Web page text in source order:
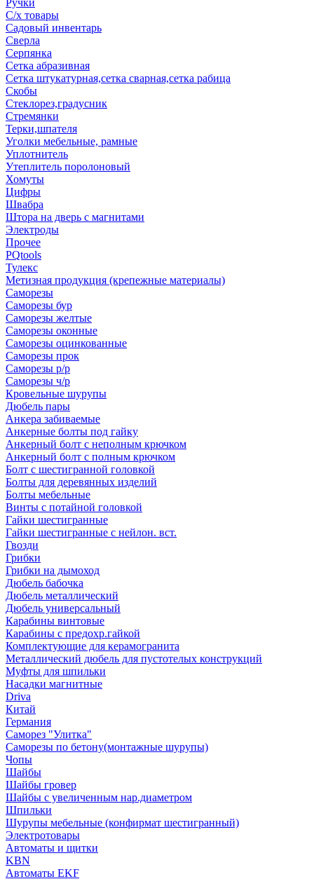
Ручки
С/х товары
Садовый инвентарь
Сверла
Серпянка
Сетка абразивная
Сетка штукатурная,сетка сварная,сетка рабица
Скобы
Стеклорез,градусник
Стремянки
Терки,шпателя
Уголки мебельные, рамные
Уплотнитель
Утеплитель поролоновый
Хомуты
Цифры
Швабра
Штора на дверь с магнитами
Электроды
Прочее
PQtools
Тулекс
Метизная продукция (крепежные материалы)
Саморезы
Саморезы бур
Саморезы желтые
Саморезы оконные
Саморезы оцинкованные
Саморезы прок
Саморезы р/р
Саморезы ч/р
Кровельные шурупы
Дюбель пары
Анкера забиваемые
Анкерные болты под гайку
Анкерный болт с неполным крючком
Анкерный болт с полным крючком
Болт с шестигранной головкой
Болты для деревянных изделий
Болты мебельные
Винты с потайной головкой
Гайки шестигранные
Гайки шестигранные с нейлон. вст.
Гвозди
Грибки
Грибки на дымоход
Дюбель бабочка
Дюбель металлический
Дюбель универсальный
Карабины винтовые
Карабины с предохр.гайкой
Комплектующие для керамогранита
Металлический дюбель для пустотелых конструкций
Муфты для шпильки
Насадки магнитные
Driva
Китай
Германия
Саморез "Улитка"
Саморезы по бетону(монтажные шурупы)
Чопы
Шайбы
Шайбы гровер
Шайбы с увеличенным нар.диаметром
Шпильки
Шурупы мебельные (конфирмат шестигранный)
Электротовары
Автоматы и щитки
KBN
Автоматы EKF